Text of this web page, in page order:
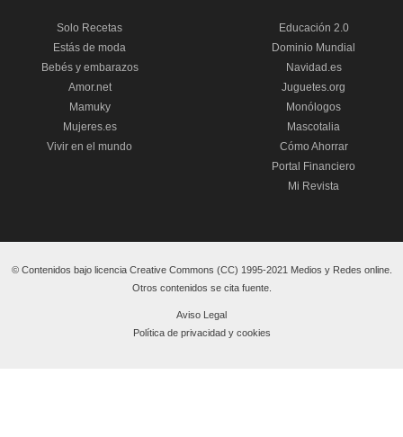
Solo Recetas
Estás de moda
Bebés y embarazos
Amor.net
Mamuky
Mujeres.es
Vivir en el mundo
Educación 2.0
Dominio Mundial
Navidad.es
Juguetes.org
Monólogos
Mascotalia
Cómo Ahorrar
Portal Financiero
Mi Revista
© Contenidos bajo licencia Creative Commons (CC) 1995-2021 Medios y Redes online.
Otros contenidos se cita fuente.
Aviso Legal
Política de privacidad y cookies